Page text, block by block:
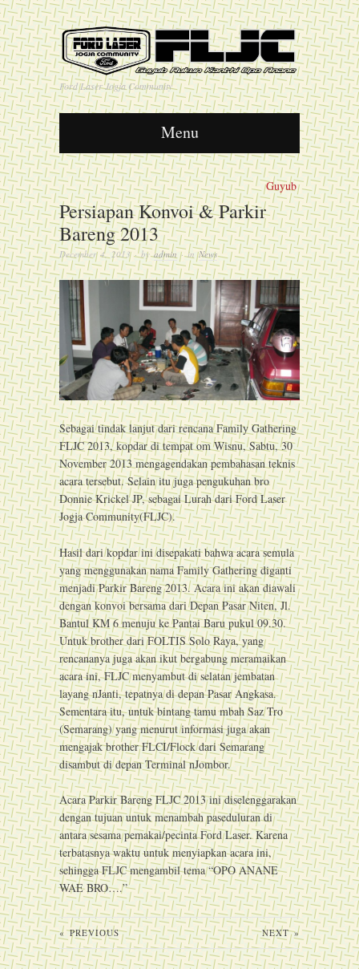
Ford Laser Jogja Community
Menu
Guyub Rukun Kanthi
Persiapan Konvoi & Parkir
Bareng 2013
December 4, 2013· byadmin · inNews
Sebagai tindak lanjut dari rencana Family Gathering
FLJC 2013, kopdar di tempat om Wisnu, Sabtu, 30
November 2013 mengagendakan pembahasan teknis
acara tersebut. Selain itu juga pengukuhan bro
Donnie Krickel JP, sebagai Lurah dari Ford Laser
Jogja Community(FLJC).
Hasil dari kopdar ini disepakati bahwa acara semula
yang menggunakan nama Family Gathering diganti
menjadi Parkir Bareng 2013. Acara ini akan diawali
dengan konvoi bersama dari Depan Pasar Niten, Jl.
Bantul KM 6 menuju ke Pantai Baru pukul 09.30.
Untuk brother dari FOLTIS Solo Raya, yang
rencananya juga akan ikut bergabung meramaikan
acara ini, FLJC menyambut di selatan jembatan
layang nJanti, tepatnya di depan Pasar Angkasa.
Sementara itu, untuk bintang tamu mbah Saz Tro
(Semarang) yang menurut informasi juga akan
mengajak brother FLCI/Flock dari Semarang
disambut di depan Terminal nJombor.
Acara Parkir Bareng FLJC 2013 ini diselenggarakan
dengan tujuan untuk menambah paseduluran di
antara sesama pemakai/pecinta Ford Laser. Karena
terbatasnya waktu untuk menyiapkan acara ini,
sehingga FLJC mengambil tema “OPO ANANE
WAE BRO….”
« PREVIOUS NEXT»